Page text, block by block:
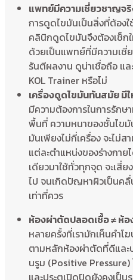
แพทย์มีความเชี่ยวชาญจ
การดูดไขมันเป็นสิ่งที่ต้อง
คลินิกดูดไขมันจึงต้องเช็ก
ด้วยเป็นแพทย์ที่มีความเชี่
รันตีผลงาน ดูน่าเชื่อถือ แ
KOL Trainer หรือไม่
เครื่องดูดไขมันทันสมัย มีใ
มีความต้องการในการรักษ
พื้นที่ ความหนาของชั้นไข
มันเพียงไม่กี่เครื่อง จะไม่
แต่ละตำแหน่งของร่างกา
เดียวมาใช้ทั่วทุกจุด จะเสี่
ไป จนเกิดปัญหาผิวเป็นค
เท่าที่ควร
ห้องผ่าตัดปลอดเชื้อ ≠ ห้
หลายครั้งที่เรามักเห็นคำ
ตามหลักห้องผ่าตัดที่ดีและ
นรูม (Positive
และประตูเปิดปิดยังคงเป็